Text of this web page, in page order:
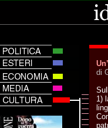
di
1)